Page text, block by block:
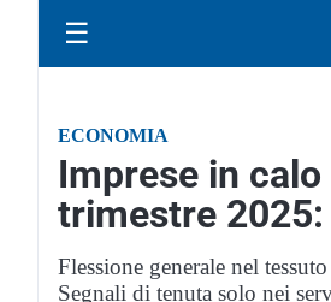
☰
ECONOMIA
Imprese in
trimestre
Flessione generale nel
Segnali di tenuta solo nei